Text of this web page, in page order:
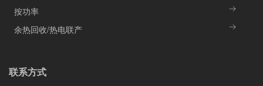
按功率
余热回收/热电联产
联系方式